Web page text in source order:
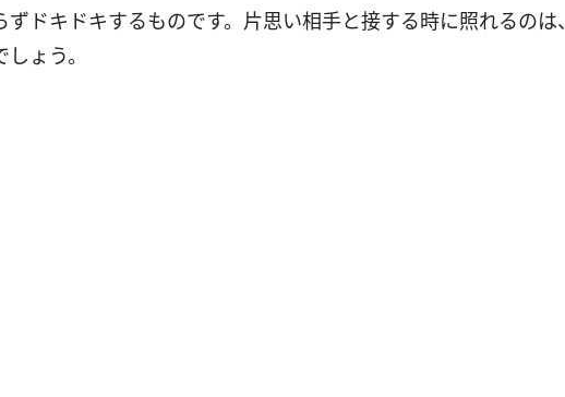
ドキドキするものです。片思い相手と接する時に照れるのは、
ょう。